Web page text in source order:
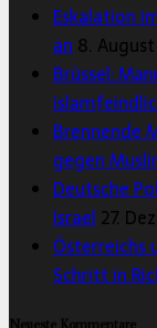
Eskalation
an 8.
Brüssel:
Brennende
gegen
Deutsche
Israel 27.
Schritt in
Neueste Kommentare